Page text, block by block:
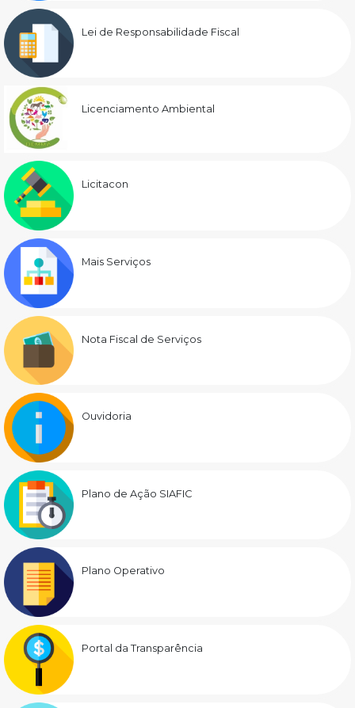
Lei de Responsabilidade Fiscal
Licenciamento Ambiental
Licitacon
Mais Serviços
Nota Fiscal de Serviços
Ouvidoria
Plano de Ação SIAFIC
Plano Operativo
Portal da Transparência